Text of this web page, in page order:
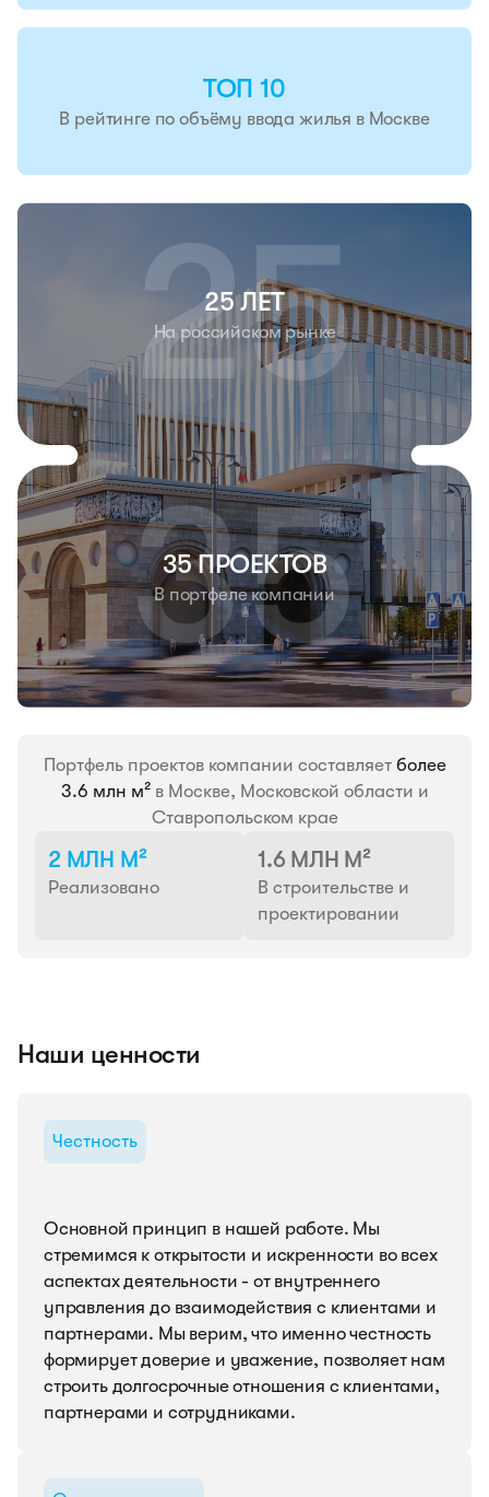
ТОП 10
В рейтинге по объёму ввода жилья в Москве
25 ЛЕТ
На российском рынке
35 ПРОЕКТОВ
В портфеле компании
Портфель проектов компании составляет более
3.6 млн м²в Москве, Московской области и
Ставропольском крае
2 МЛН М²
Реализовано
1.6 МЛН М²
В строительстве и
проектировании
Наши ценности
Честность
Основной принцип в нашей работе. Мы
стремимся к открытости и искренности во всех
аспектах деятельности - от внутреннего
управления до взаимодействия с клиентами и
партнерами. Мы верим, что именно честность
формирует доверие и уважение, позволяет нам
строить долгосрочные отношения с клиентами,
партнерами и сотрудниками.